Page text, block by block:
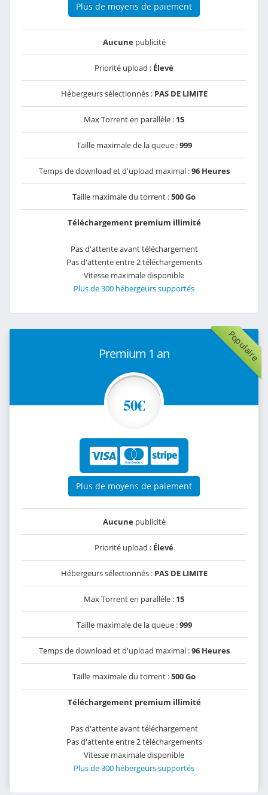
Plus de moyens de paiement
Aucunepublicité
Priorité upload : Élevé
Hébergeurs sélectionnés : PAS DE LIMITE
Max Torrent en parallèle : 15
Taille maximale de la queue :999
Temps de download et d'upload maximal :96 Heures
Taille maximale du torrent :500 Go
Téléchargement premium illimité
Pas d'attente avant téléchargement
Pas d'attente entre 2 téléchargements
Vitesse maximale disponible
Plus de 300 hébergeurs supportés
Populaire
Premium 1 an
50€
Plus de moyens de paiement
Aucunepublicité
Priorité upload : Élevé
Hébergeurs sélectionnés : PAS DE LIMITE
Max Torrent en parallèle : 15
Taille maximale de la queue :999
Temps de download et d'upload maximal :96 Heures
Taille maximale du torrent :500 Go
Téléchargement premium illimité
Pas d'attente avant téléchargement
Pas d'attente entre 2 téléchargements
Vitesse maximale disponible
Plus de 300 hébergeurs supportés